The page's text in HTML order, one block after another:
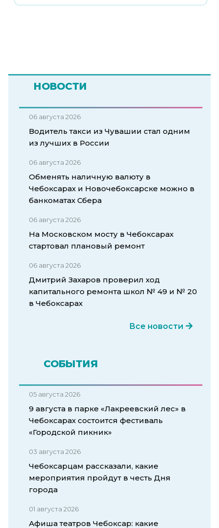
НОВОСТИ
06 августа 2026
Водитель такси из Чувашии стал одним
из лучших в России
06 августа 2026
Обменять наличную валюту в
Чебоксарах и Новочебоксарске можно в
банкоматах Сбера
06 августа 2026
На Московском мосту в Чебоксарах
стартовал плановый ремонт
06 августа 2026
Дмитрий Захаров проверил ход
капитального ремонта школ № 49 и № 20
в Чебоксарах
Все новости
СОБЫТИЯ
05 августа 2026
9 августа в парке «Лакреевский лес» в
Чебоксарах состоится фестиваль
«Городской пикник»
03 августа 2026
Чебоксарцам рассказали, какие
мероприятия пройдут в честь Дня
города
01 августа 2026
Афиша театров Чебоксар: какие